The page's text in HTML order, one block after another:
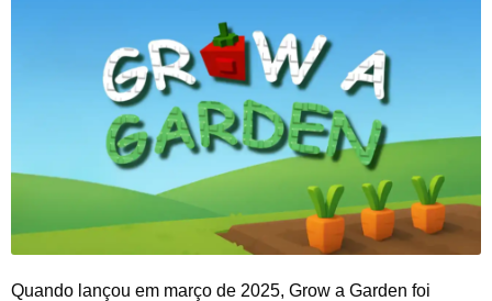
Quando lançou em março de 2025, Grow a Garden foi